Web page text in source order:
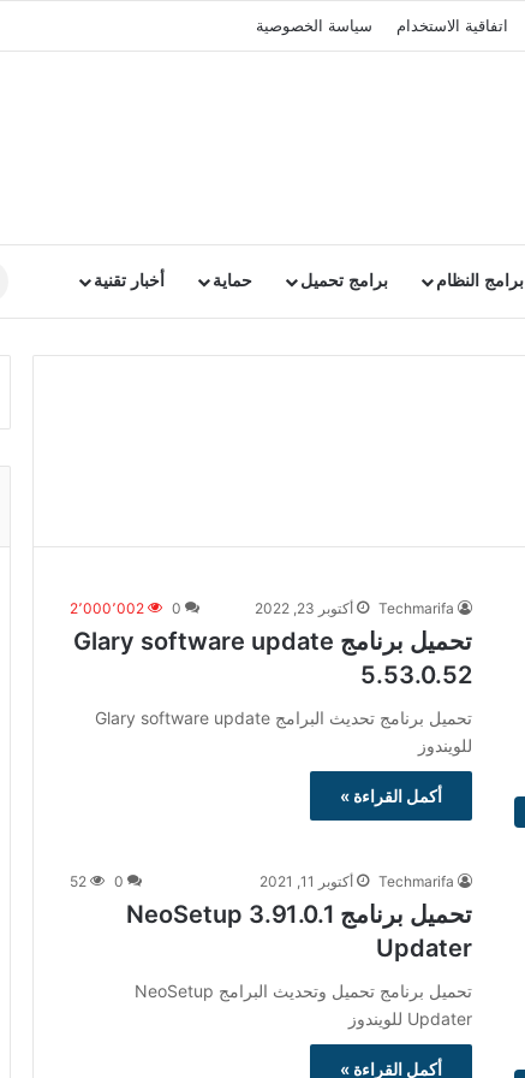
اتفاقية الاستخدام سياسة الخصوصية
برامج النظام برامج تحميل حماية أخبار تقنية
Techmarifa أكتوبر 23, 2022 0 2٬000٬002
تحميل برنامج Glary software update
5.53.0.52
تحميل برنامج تحديث البرامج Glary software update
للويندوز
أكمل القراءة »
Techmarifa أكتوبر 11, 2021 0
52
تحميل برنامج 3.91.0.1 NeoSetup
Updater
تحميل برنامج تحميل وتحديث البرامج NeoSetup
Updater للويندوز
أكمل القراءة »